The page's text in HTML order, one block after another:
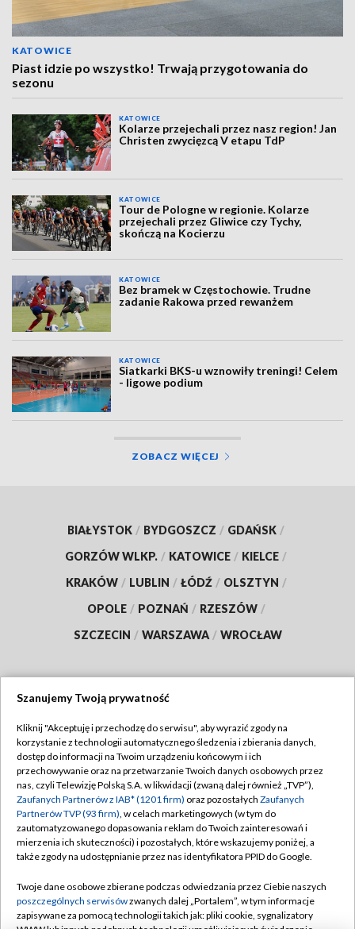
KATOWICE
Piast idzie po wszystko! Trwają przygotowania do
sezonu
KATOWICE
Kolarze przejechali przez nasz region! Jan
Christen zwycięzcą V etapu TdP
KATOWICE
Tour de Pologne w regionie. Kolarze
przejechali przez Gliwice czy Tychy,
skończą na Kocierzu
KATOWICE
Bez bramek w Częstochowie. Trudne
zadanie Rakowa przed rewanżem
KATOWICE
Siatkarki BKS-u wznowiły treningi! Celem
- ligowe podium
ZOBACZ WIĘCEJ
BIAŁYSTOK / BYDGOSZCZ / GDAŃSK /
GORZÓW WLKP. / KATOWICE / KIELCE /
KRAKÓW / LUBLIN / ŁÓDŹ / OLSZTYN /
OPOLE / POZNAŃ / RZESZÓW /
SZCZECIN / WARSZAWA / WROCŁAW
TVP
Abonament TVP
Emisja w TVP
Centrum informacji TVP
Naziemna Telewizja Cyfrowa
Rada Programowa
System NOS
Regulamin TVP
Polityka prywatności
Moje zgody
Pomoc
Kontakt
Szanujemy Twoją prywatność
Kliknij "Akceptuję i przechodzę do serwisu", aby wyrazić zgody na
korzystanie z technologii automatycznego śledzenia i zbierania danych,
dostęp do informacji na Twoim urządzeniu końcowym i ich
przechowywanie oraz na przetwarzanie Twoich danych osobowych przez
nas, czyli Telewizję Polską S.A. w likwidacji (zwaną dalej również „TVP”),
Zaufanych Partnerów z IAB* (1201 firm) oraz pozostałych Zaufanych
Partnerów TVP (93 firm), w celach marketingowych (w tym do
zautomatyzowanego dopasowania reklam do Twoich zainteresowań i
mierzenia ich skuteczności) i pozostałych, które wskazujemy poniżej, a
także zgody na udostępnianie przez nas identyfikatora PPID do Google.
Twoje dane osobowe zbierane podczas odwiedzania przez Ciebie naszych
poszczególnych serwisówzwanych dalej „Portalem”, w tym informacje
zapisywane za pomocą technologii takich jak: pliki cookie, sygnalizatory